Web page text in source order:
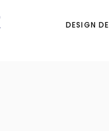
DESIGN